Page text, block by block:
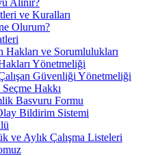
ve Kuralları
Olurum?
Hakları ve Sorumlulukları
Yönetmeliği
Güvenliği Yönetmeliği
Hakkı
Basvuru Formu
Bildirim Sistemi
ve Aylık Çalışma Listeleri